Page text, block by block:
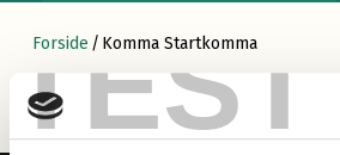
TEST
Forside / Komma Startkomma